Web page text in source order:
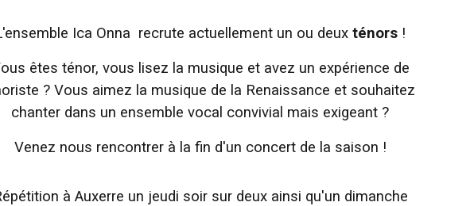
Ica Onna recrute actuellement un ou deuxténors !
êtes ténor, vous lisez la musique et avez un expérience de
? Vous aimez la musique de la Renaissance et souhaitez
chanter dans un ensemble vocal convivial mais exigeant ?
Venez nous rencontrer à la fin d'un concert de la saison !
à Auxerre un jeudi soir sur deux ainsi qu'un dimanche